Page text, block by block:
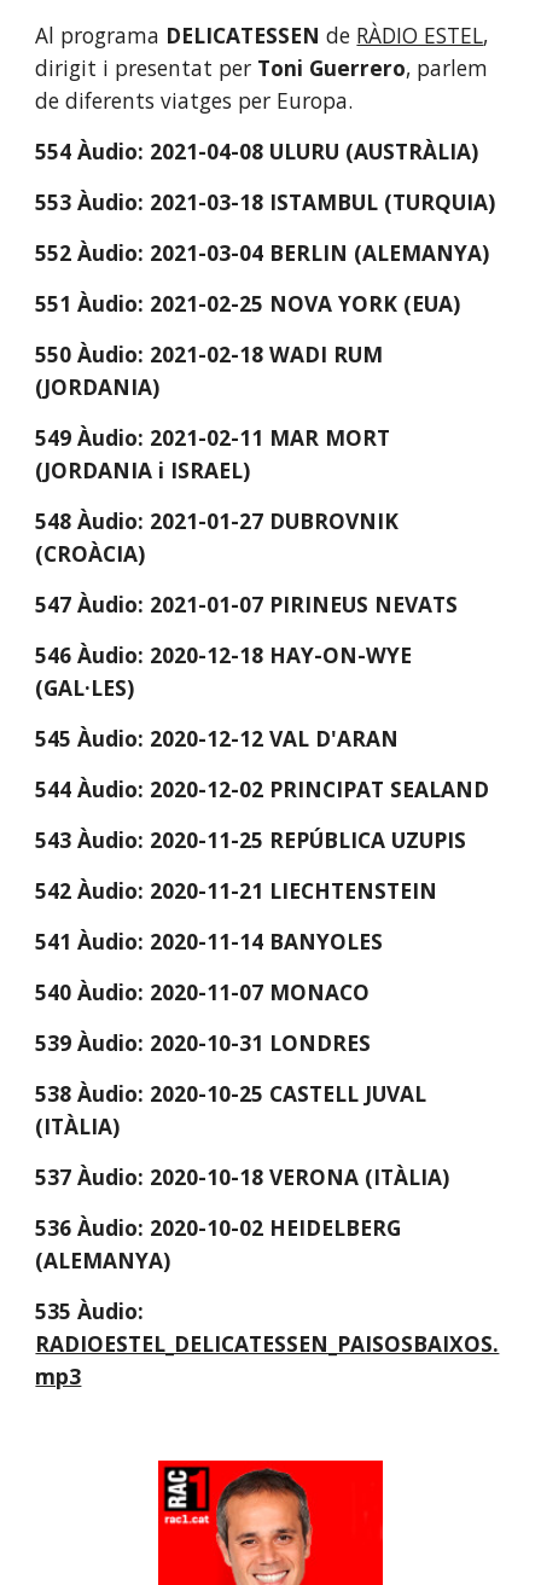
Al programa DELICATESSEN de RÀDIO ESTEL,
dirigit i presentat per Toni Guerrero, parlem
de diferents viatges per Europa.
554 Àudio: 2021-04-08 ULURU (AUSTRÀLIA)
553 Àudio: 2021-03-18 ISTAMBUL (TURQUIA)
552 Àudio: 2021-03-04 BERLIN (ALEMANYA)
551 Àudio: 2021-02-25 NOVA YORK (EUA)
550 Àudio: 2021-02-18 WADI RUM
(JORDANIA)
549 Àudio: 2021-02-11 MAR MORT
(JORDANIA i ISRAEL)
548 Àudio: 2021-01-27 DUBROVNIK
(CROÀCIA)
547 Àudio: 2021-01-07 PIRINEUS NEVATS
546 Àudio: 2020-12-18 HAY-ON-WYE
(GAL·LES)
545 Àudio: 2020-12-12 VAL D'ARAN
544 Àudio: 2020-12-02 PRINCIPAT SEALAND
543 Àudio: 2020-11-25 REPÚBLICA UZUPIS
542 Àudio: 2020-11-21 LIECHTENSTEIN
541 Àudio: 2020-11-14 BANYOLES
540 Àudio: 2020-11-07 MONACO
539 Àudio: 2020-10-31 LONDRES
538 Àudio: 2020-10-25 CASTELL JUVAL
(ITÀLIA)
537 Àudio: 2020-10-18 VERONA (ITÀLIA)
536 Àudio: 2020-10-02 HEIDELBERG
(ALEMANYA)
535 Àudio:
RADIOESTEL_DELICATESSEN_PAISOSBAIXOS.
mp3